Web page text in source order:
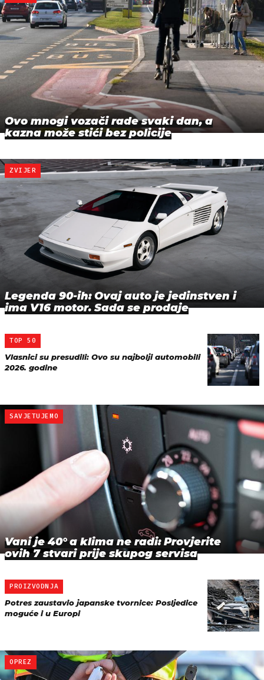
Ovo mnogi vozači rade svaki dan, a
kazna može stići bez policije
ZVIJER
Legenda 90-ih: Ovaj auto je jedinstven i
ima V16 motor. Sada se prodaje
TOP 50
Vlasnici su presudili: Ovo su najbolji automobili
2026. godine
SAVJETUJEMO
Vani je 40° a klima ne radi: Provjerite
ovih 7 stvari prije skupog servisa
PROIZVODNJA
Potres zaustavio japanske tvornice: Posljedice
moguće i u Europi
OPREZ